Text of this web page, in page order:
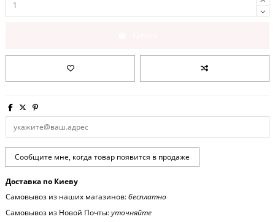
Доставка по Киеву
Самовывоз из наших магазинов:бесплатно
Самовывоз из Новой Почты:уточняйте